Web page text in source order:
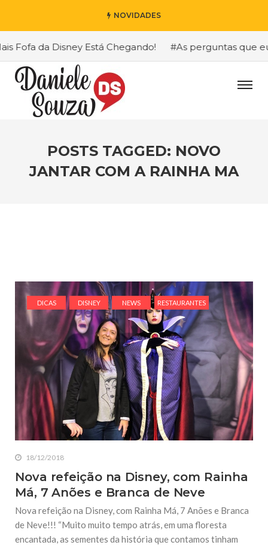
NOVIDADES
da Disney Está Chegando! #As perguntas que eu
POSTS TAGGED: NOVO
JANTAR COM A RAINHA MA
DICAS DISNEY NEWS RESTAURANTES
18/12/2018
Nova refeição na Disney, com Rainha
Má, 7 Anões e Branca de Neve
Nova refeição na Disney, com Rainha Má, 7 Anões e Branca
de Neve!!! “Muito muito tempo atrás, em uma floresta
encantada, as sementes da história que contamos tinham